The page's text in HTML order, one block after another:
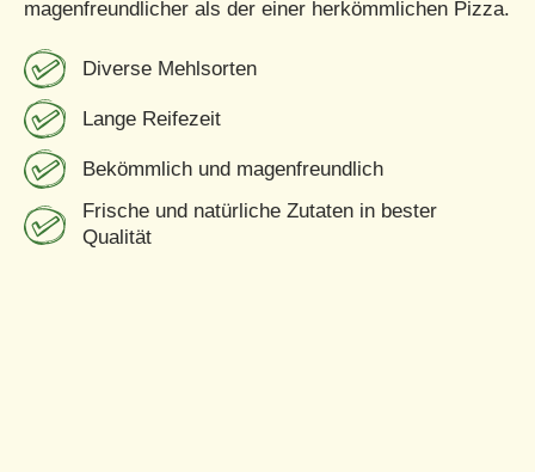
magenfreundlicher als der einer herkömmlichen Pizza.
Diverse Mehlsorten
Lange Reifezeit
Bekömmlich und magenfreundlich
Frische und natürliche Zutaten in bester
Qualität